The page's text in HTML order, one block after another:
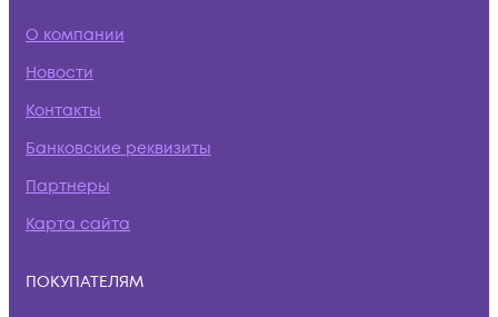
О компании
Новости
Контакты
Банковские реквизиты
Партнеры
Карта сайта
ПОКУПАТЕЛЯМ